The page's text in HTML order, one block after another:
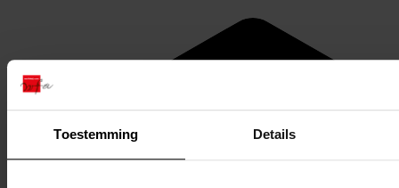
Toestemming Details